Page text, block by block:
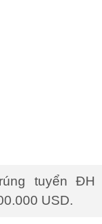
tuyển ĐH
USD.